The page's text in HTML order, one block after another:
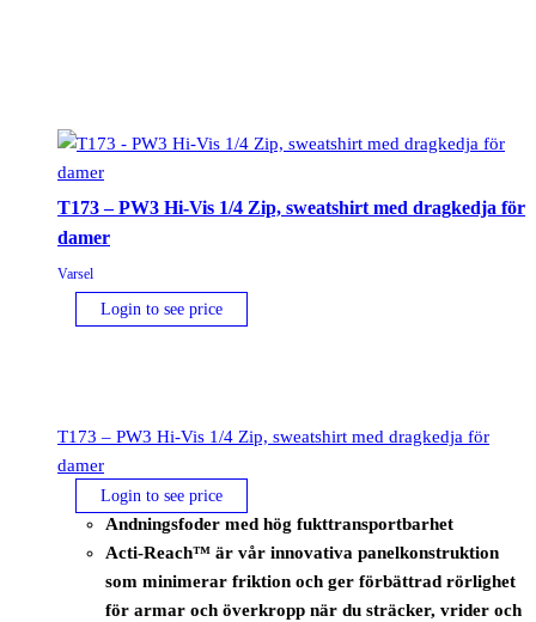
T173 – PW3 Hi-Vis 1/4 Zip, sweatshirt med dragkedja för
damer
Varsel
Login to see price
T173 – PW3 Hi-Vis 1/4 Zip, sweatshirt med dragkedja för
damer
Login to see price
Andningsfoder med hög fukttransportbarhet
Acti-Reach™ är vår innovativa panelkonstruktion
som minimerar friktion och ger förbättrad rörlighet
för armar och överkropp när du sträcker, vrider och